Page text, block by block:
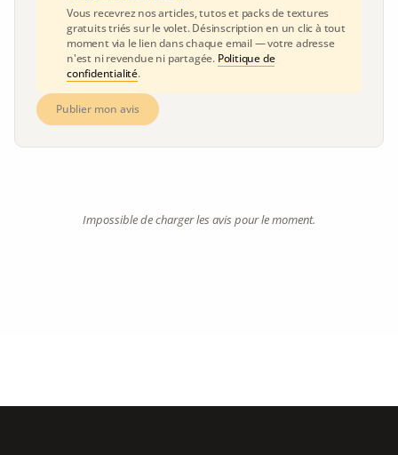
Vous recevrez nos articles, tutos et packs de textures
gratuits triés sur le volet. Désinscription en un clic à tout
moment via le lien dans chaque email — votre adresse
n'est ni revendue ni partagée. Politique de
confidentialité.
Publier mon avis
Impossible de charger les avis pour le moment.